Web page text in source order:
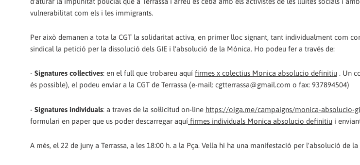
vulnerabilitat com els i les immigrants.
Per això demanen a tota la CGT la solidaritat activa, en primer lloc signant, tant individualment com
sindical la petició per la dissolució dels GIE i l'absolució de la Mónica. Ho podeu fer a través de:
- Signatures col·lectives: en el full que trobareu aquí firmes x colectius Monica absolucio definitiu . Un
és possible), el podeu enviar a la CGT de Terrassa (e-mail: cgtterrassa@gmail.com o fax: 937894504)
- Signatures individuals: a traves de la sol·licitud on-line https://oiga.me/campaigns/monica-absolucio-
formulari en paper que us poder descarregar aquí firmes individuals Monica absolucio definitiu i
A més, el 22 de juny a Terrassa, a les 18:00 h. a la Pça. Vella hi ha una manifestació per l'absolució de